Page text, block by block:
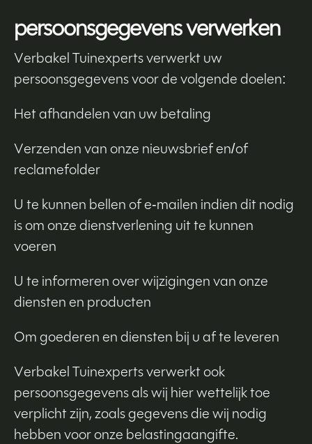
persoonsgegevens verwerken
Verbakel Tuinexperts verwerkt uw
persoonsgegevens voor de volgende doelen:
Het afhandelen van uw betaling
Verzenden van onze nieuwsbrief en/of
reclamefolder
U te kunnen bellen of e-mailen indien dit nodig
is om onze dienstverlening uit te kunnen
voeren
U te informeren over wijzigingen van onze
diensten en producten
Om goederen en diensten bij u af te leveren
Verbakel Tuinexperts verwerkt ook
persoonsgegevens als wij hier wettelijk toe
verplicht zijn, zoals gegevens die wij nodig
hebben voor onze belastingaangifte.